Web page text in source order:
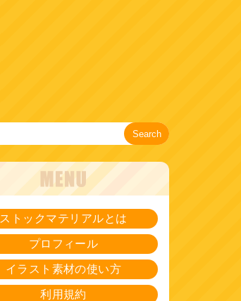
Search
ストックマテリアルとは
プロフィール
イラスト素材の使い方
利用規約